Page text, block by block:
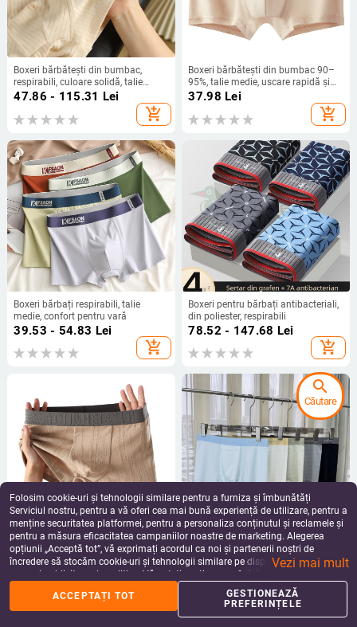
Boxeri bărbătești din bumbac,
respirabili, culoare solidă, talie
medie
47.86 - 115.31 Lei
add_shopping_cart
Boxeri bărbătești din bumbac 90–
95%, talie medie, uscare rapidă și
respirabili, culoare solidă
37.98 Lei
add_shopping_cart
Boxeri bărbați respirabili, talie
medie, confort pentru vară
39.53 - 54.83 Lei
add_shopping_cart
Boxeri pentru bărbați antibacteriali,
din poliester, respirabili
78.52 - 147.68 Lei
add_shopping_cart
Boxeri din bumbac jacquard pentru
bărbați, confortabili și respirabili,
talie medie
50.83Lei
add_shopping_cart
Cancookang Boxeri pentru bărbați,
talie medie, din ice silk, subțiri
pentru vară
180.37Lei
add_shopping_cart
Folosim cookie-uri și tehnologii similare pentru a furniza și îmbunătăți
Serviciul nostru, pentru a vă oferi cea mai bună experiență de utilizare, pentru a
menține securitatea platformei, pentru a personaliza conținutul și reclamele și
pentru a măsura eficacitatea campaniilor noastre de marketing. Alegerea
opțiunii „Acceptă tot”, vă exprimați acordul ca noi și partenerii noștri de
încredere să stocăm cookie-uri și tehnologii similare pe dispozitivul dvs. în
scopuri publicitare și analitice. Vă puteți gestiona preferințele în orice moment
făcând clic pe „Gestionează preferințele”. Pentru mai multe informații, vă
rugăm să consultațiPolitica noastră de confidențialitate.
Vezi mai mult
ACCEPTAȚI TOT
GESTIONEAZĂ
PREFERINȚELE
search
Căutare